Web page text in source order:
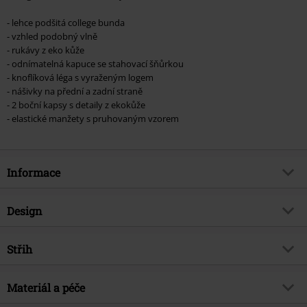
- lehce podšitá college bunda
- vzhled podobný vlně
- rukávy z eko kůže
- odnímatelná kapuce se stahovací šňůrkou
- knoflíková léga s vyraženým logem
- nášivky na přední a zadní straně
- 2 boční kapsy s detaily z ekokůže
- elastické manžety s pruhovaným vzorem
Informace
Zboží č.
Brand
Téma produktů
Rockové oblečení, Street oblečení
Design
Typ výrobku
Vytištěno
Střih
Délka
Materiál a péče